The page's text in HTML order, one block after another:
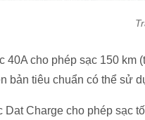
40A cho phép sạc 150
bản tiêu chuẩn có thể sử
Dat Charge cho phép sạc